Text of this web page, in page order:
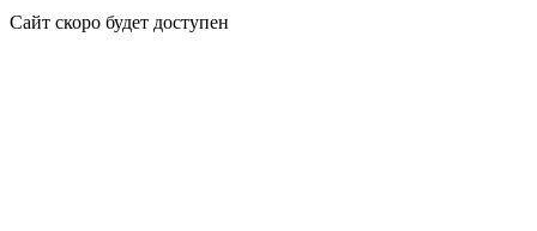
Сайт скоро будет доступен